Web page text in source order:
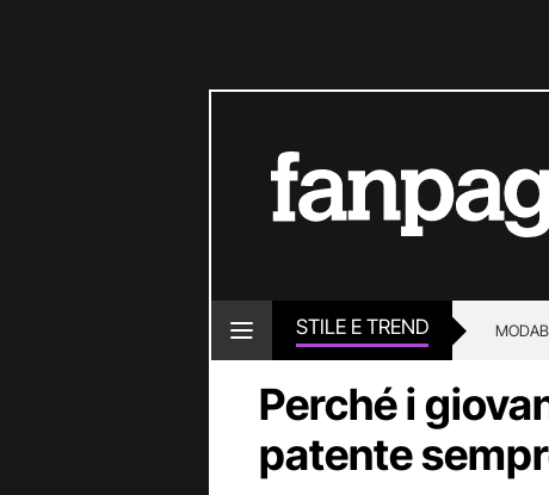
STILE E TREND MODA
Perché i
patente